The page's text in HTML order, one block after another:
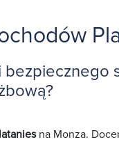
na Monza.